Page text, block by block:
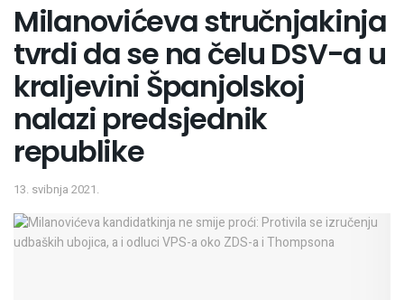
Milanovićeva stručnjakinja
tvrdi da se na čelu DSV-a u
kraljevini Španjolskoj
nalazi predsjednik
republike
13. svibnja 2021.